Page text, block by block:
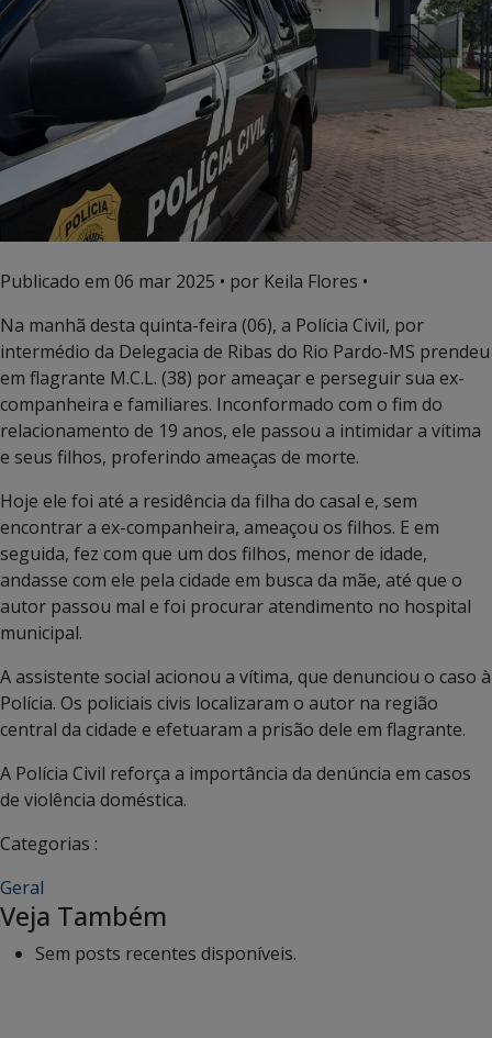
Publicado em 06 mar 2025 • por Keila Flores •
Na manhã desta quinta-feira (06), a Polícia Civil, por
intermédio da Delegacia de Ribas do Rio Pardo-MS prendeu
em flagrante M.C.L. (38) por ameaçar e perseguir sua ex-
companheira e familiares. Inconformado com o fim do
relacionamento de 19 anos, ele passou a intimidar a vítima
e seus filhos, proferindo ameaças de morte.
Hoje ele foi até a residência da filha do casal e, sem
encontrar a ex-companheira, ameaçou os filhos. E em
seguida, fez com que um dos filhos, menor de idade,
andasse com ele pela cidade em busca da mãe, até que o
autor passou mal e foi procurar atendimento no hospital
municipal.
A assistente social acionou a vítima, que denunciou o caso à
Polícia. Os policiais civis localizaram o autor na região
central da cidade e efetuaram a prisão dele em flagrante.
A Polícia Civil reforça a importância da denúncia em casos
de violência doméstica.
Categorias :
Geral
Veja Também
Sem posts recentes disponíveis.